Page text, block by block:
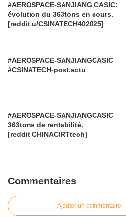
#AEROSPACE-SANJIANG CASIC:
évolution du 363tons en cours.
[reddit.u/CSINATECH402025]
#AEROSPACE-SANJIANGCASIC
#CSINATECH-post.actu
#AEROSPACE-SANJIANGCASIC
363tons de rentabilité.
[reddit.CHINACIRTtech]
Commentaires
Ajouter un commentaire